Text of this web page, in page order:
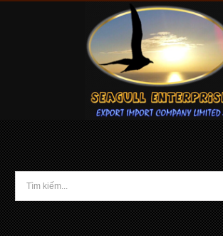
Home » News
»